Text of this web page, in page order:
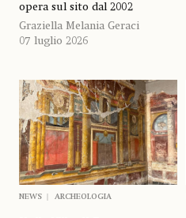
opera sul sito dal 2002
Graziella Melania Geraci
07 luglio 2026
NEWS ARCHEOLOGIA